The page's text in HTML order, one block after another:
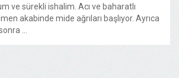
ve sürekli ishalim. Acı ve baharatlı
akabinde mide ağrıları başlıyor. Ayrıca
...